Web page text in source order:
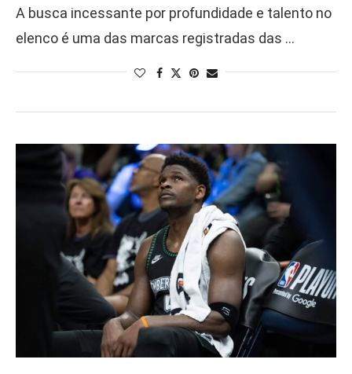
A busca incessante por profundidade e talento no
elenco é uma das marcas registradas das …